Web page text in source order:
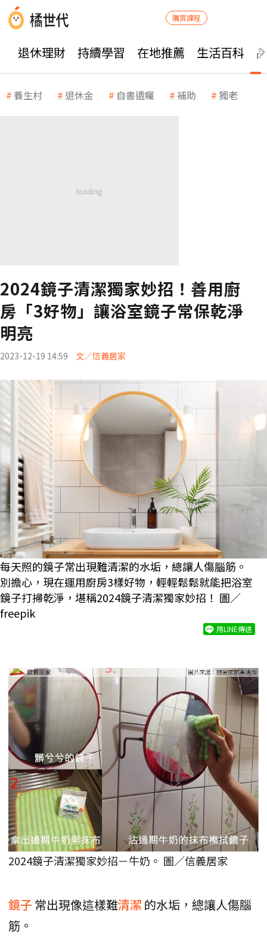
購買課程
退休理財 持續學習 在地推薦 生活百科
養生村 退休金 自書遺囑 補助 獨老
2024鏡子清潔獨家妙招！善用廚
房「3好物」讓浴室鏡子常保乾淨
明亮
2023-12-19 14:59 文／信義居家
每天照的鏡子常出現難清潔的水垢，總讓人傷腦筋。
別擔心，現在運用廚房3樣好物，輕輕鬆鬆就能把浴室
鏡子打掃乾淨，堪稱2024鏡子清潔獨家妙招！ 圖／
freepik
用LINE傳送
2024鏡子清潔獨家妙招－牛奶。 圖／信義居家
鏡子 常出現像這樣難清潔 的水垢，總讓人傷腦
筋。